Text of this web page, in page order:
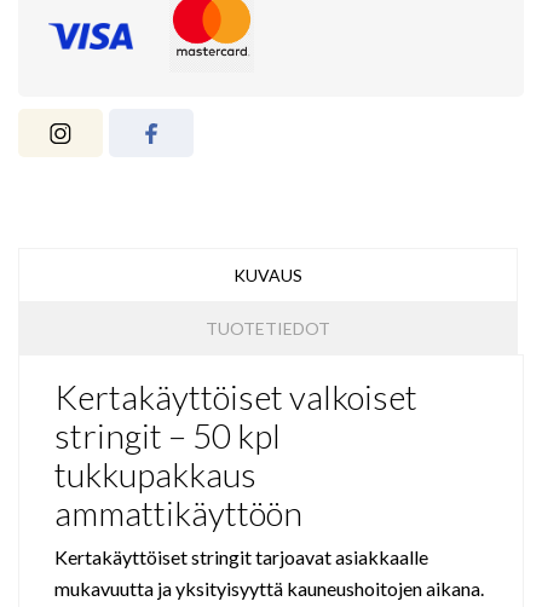
KUVAUS
TUOTETIEDOT
Kertakäyttöiset valkoiset
stringit – 50 kpl
tukkupakkaus
ammattikäyttöön
Kertakäyttöiset stringit tarjoavat asiakkaalle
mukavuutta ja yksityisyyttä kauneushoitojen aikana.